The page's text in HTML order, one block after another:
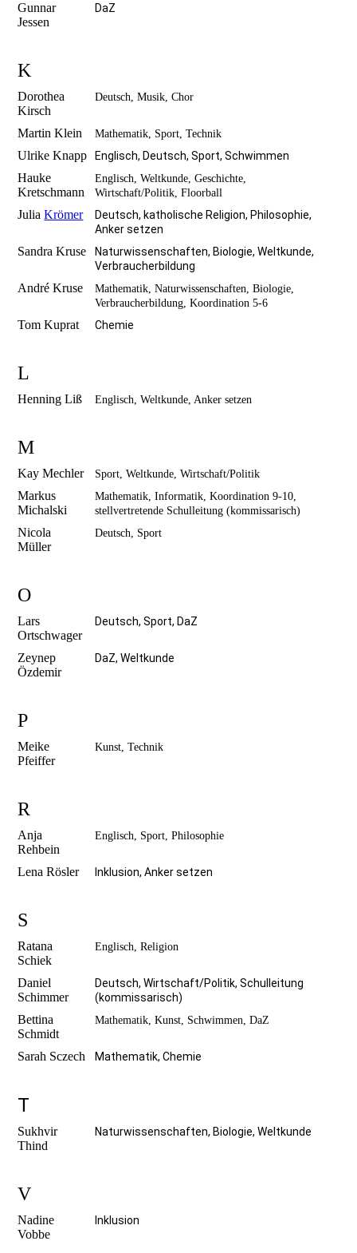
Gunnar
Jessen
DaZ
K
Dorothea
Kirsch
Deutsch, Musik, Chor
Martin Klein Mathematik, Sport, Technik
Ulrike Knapp Englisch, Deutsch, Sport, Schwimmen
Hauke
Kretschmann
Englisch, Weltkunde, Geschichte,
Wirtschaft/Politik, Floorball
JuliaKrömer
Deutsch, katholische Religion, Philosophie,
Anker setzen
Sandra Kruse
Naturwissenschaften, Biologie, Weltkunde,
Verbraucherbildung
André Kruse
Mathematik, Naturwissenschaften, Biologie,
Verbraucherbildung, Koordination 5-6
Tom Kuprat Chemie
L
Henning Liß Englisch, Weltkunde, Anker setzen
M
Kay Mechler Sport, Weltkunde, Wirtschaft/Politik
Markus
Michalski
Mathematik, Informatik, Koordination 9-10,
stellvertretende Schulleitung (kommissarisch)
Nicola
Müller
Deutsch, Sport
O
Lars
Ortschwager
Deutsch, Sport, DaZ
Zeynep
Özdemir
DaZ, Weltkunde
P
Meike
Pfeiffer
Kunst, Technik
R
Anja
Rehbein
Englisch, Sport, Philosophie
Lena Rösler Inklusion, Anker setzen
S
Ratana
Schiek
Englisch, Religion
Daniel
Schimmer
Deutsch, Wirtschaft/Politik, Schulleitung
(kommissarisch)
Bettina
Schmidt
Mathematik, Kunst, Schwimmen, DaZ
Sarah Sczech Mathematik, Chemie
T
Sukhvir
Thind
Naturwissenschaften, Biologie, Weltkunde
V
Nadine
Vobbe
Inklusion